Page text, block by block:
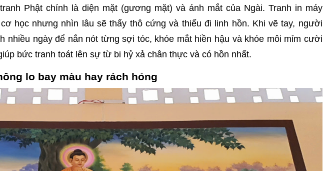
Phật chính là diện mặt (gương mặt) và ánh mắt của Ngài. Tranh in máy
học nhưng nhìn lâu sẽ thấy thô cứng và thiếu đi linh hồn. Khi vẽ tay, người
nhiều ngày để nắn nót từng sợi tóc, khóe mắt hiền hậu và khóe môi mỉm cười
bức tranh toát lên sự từ bi hỷ xả chân thực và có hồn nhất.
lo bay màu hay rách hỏng